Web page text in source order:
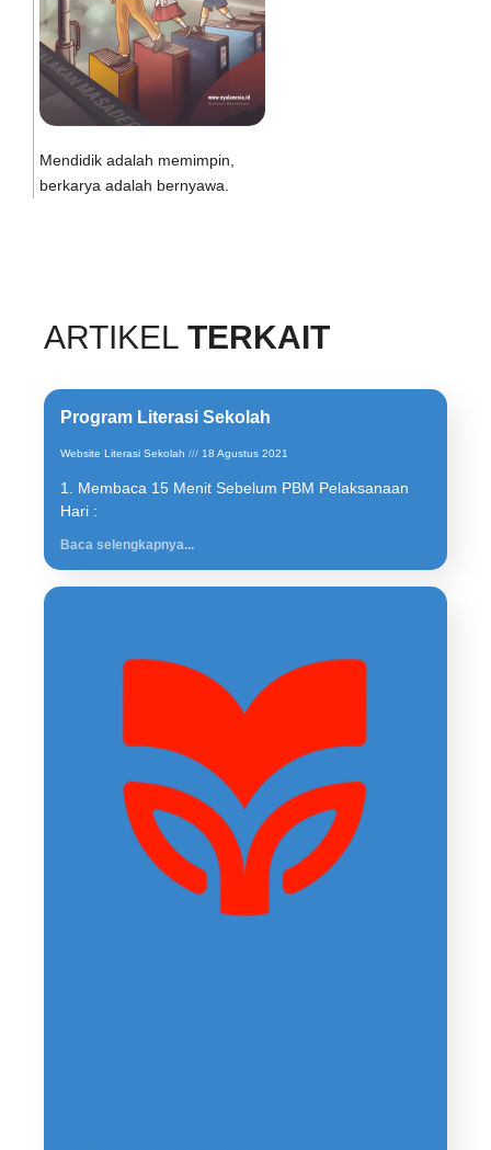
Mendidik adalah memimpin,
berkarya adalah bernyawa.
ARTIKEL TERKAIT
Program Literasi Sekolah
Website Literasi Sekolah 18 Agustus 2021
1. Membaca 15 Menit Sebelum PBM Pelaksanaan
Hari :
Baca selengkapnya...